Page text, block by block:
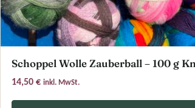
Schoppel Wolle Zauberball – 100 g
14,50 € inkl. MwSt.